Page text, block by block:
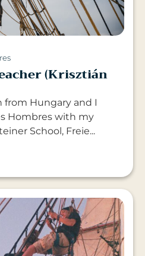
(Krisztián
from Hungary and I
Hombres with my
School, Freie...